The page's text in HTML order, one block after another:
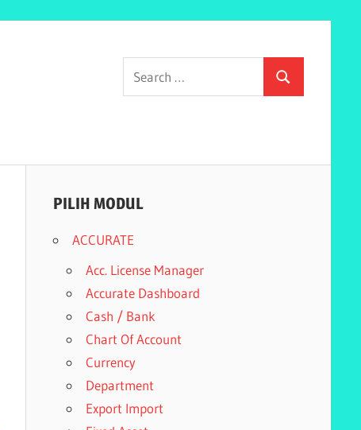
Search
for:
Search
PILIH MODUL
ACCURATE
Acc. License Manager
Accurate Dashboard
Cash / Bank
Chart Of Account
Currency
Department
Export Import